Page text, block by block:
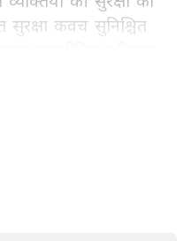
की सुरक्षा को
कवच सुनिश्चित